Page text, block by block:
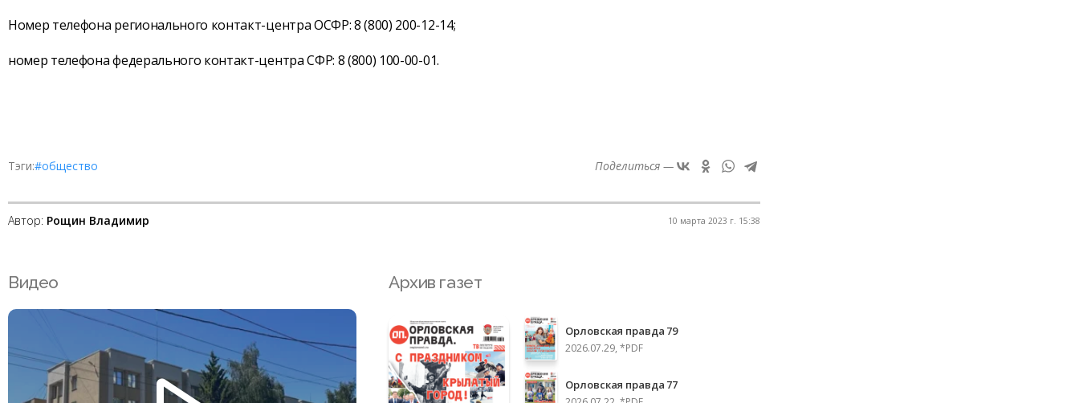
Номер телефона регионального контакт-центра ОСФР: 8 (800) 200-12-14;
номер телефона федерального контакт-центра СФР: 8 (800) 100-00-01.
Тэги:#общество Поделиться —
Автор: Рощин Владимир 10 марта 2023 г. 15:38
Видео Архив газет
Орловская правда 79
2026.07.29, *PDF
Орловская правда 77